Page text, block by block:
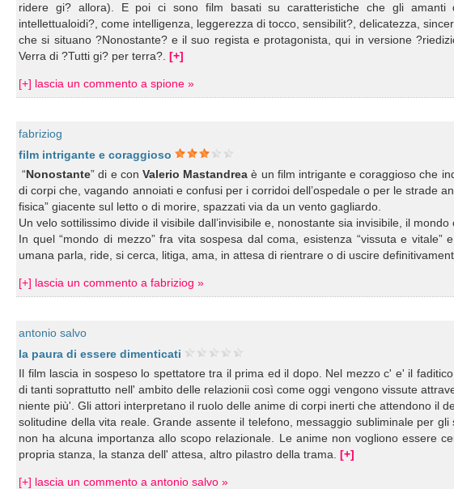
ridere gi? allora). E poi ci sono film basati su caratteristiche che gli amanti
intellettualoidi?, come intelligenza, leggerezza di tocco, sensibilit?, delicatezza,
che si situano ?Nonostante? e il suo regista e protagonista, qui in versione
Verra di ?Tutti gi? per terra?.[+]
[+] lascia un commento a spione »
fabriziog
film intrigante e coraggioso
“Nonostante” di e con Valerio Mastandrea è un film intrigante e coraggioso che
di corpi che, vagando annoiati e confusi per i corridoi dell’ospedale o per le strade
fisica” giacente sul letto o di morire, spazzati via da un vento gagliardo.
Un velo sottilissimo divide il visibile dall’invisibile e, nonostante sia invisibile, il
In quel “mondo di mezzo” fra vita sospesa dal coma, esistenza “vissuta e
umana parla, ride, si cerca, litiga, ama, in attesa di rientrare o di uscire
[+] lascia un commento a fabriziog »
antonio salvo
la paura di essere dimenticati
Il film lascia in sospeso lo spettatore tra il prima ed il dopo. Nel mezzo c' e' il
di tanti soprattutto nell' ambito delle relazionii così come oggi vengono vissute
niente più'. Gli attori interpretano il ruolo delle anime di corpi inerti che attendono il
solitudine della vita reale. Grande assente il telefono, messaggio subliminale per
non ha alcuna importanza allo scopo relazionale. Le anime non vogliono essere
propria stanza, la stanza dell' attesa, altro pilastro della trama.[+]
[+] lascia un commento a antonio salvo »